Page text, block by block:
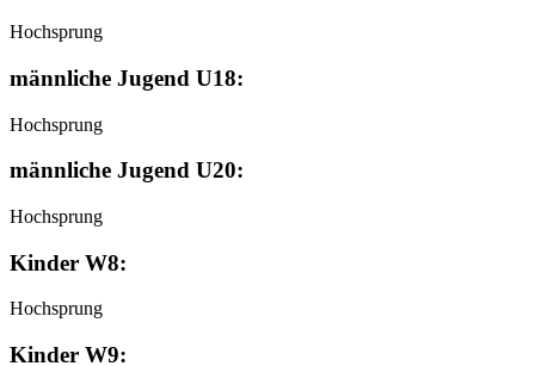
Hochsprung
männliche Jugend U18:
Hochsprung
männliche Jugend U20:
Hochsprung
Kinder W8:
Hochsprung
Kinder W9: